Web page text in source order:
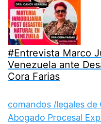
#Entrevista Marco
Venezuela ante
Cora Farias
comandos /legales de
Abogado Procesal